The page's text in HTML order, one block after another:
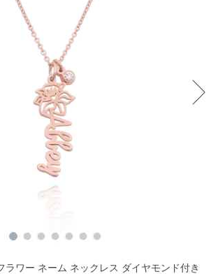
ラワー ネーム ネックレス ダイヤモンド付き